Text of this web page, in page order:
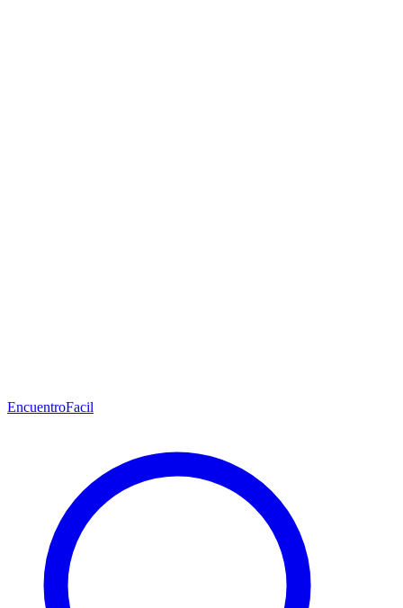
EncuentroFacil